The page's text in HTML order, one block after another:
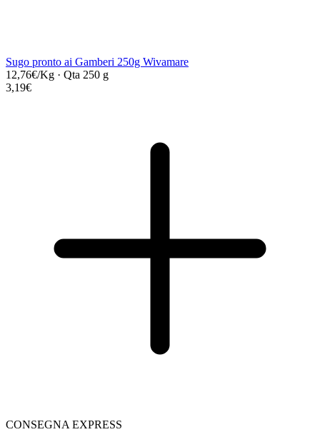
Sugo pronto ai Gamberi 250g Wivamare
12,76€/Kg · Qta 250 g
3,19€
CONSEGNA EXPRESS